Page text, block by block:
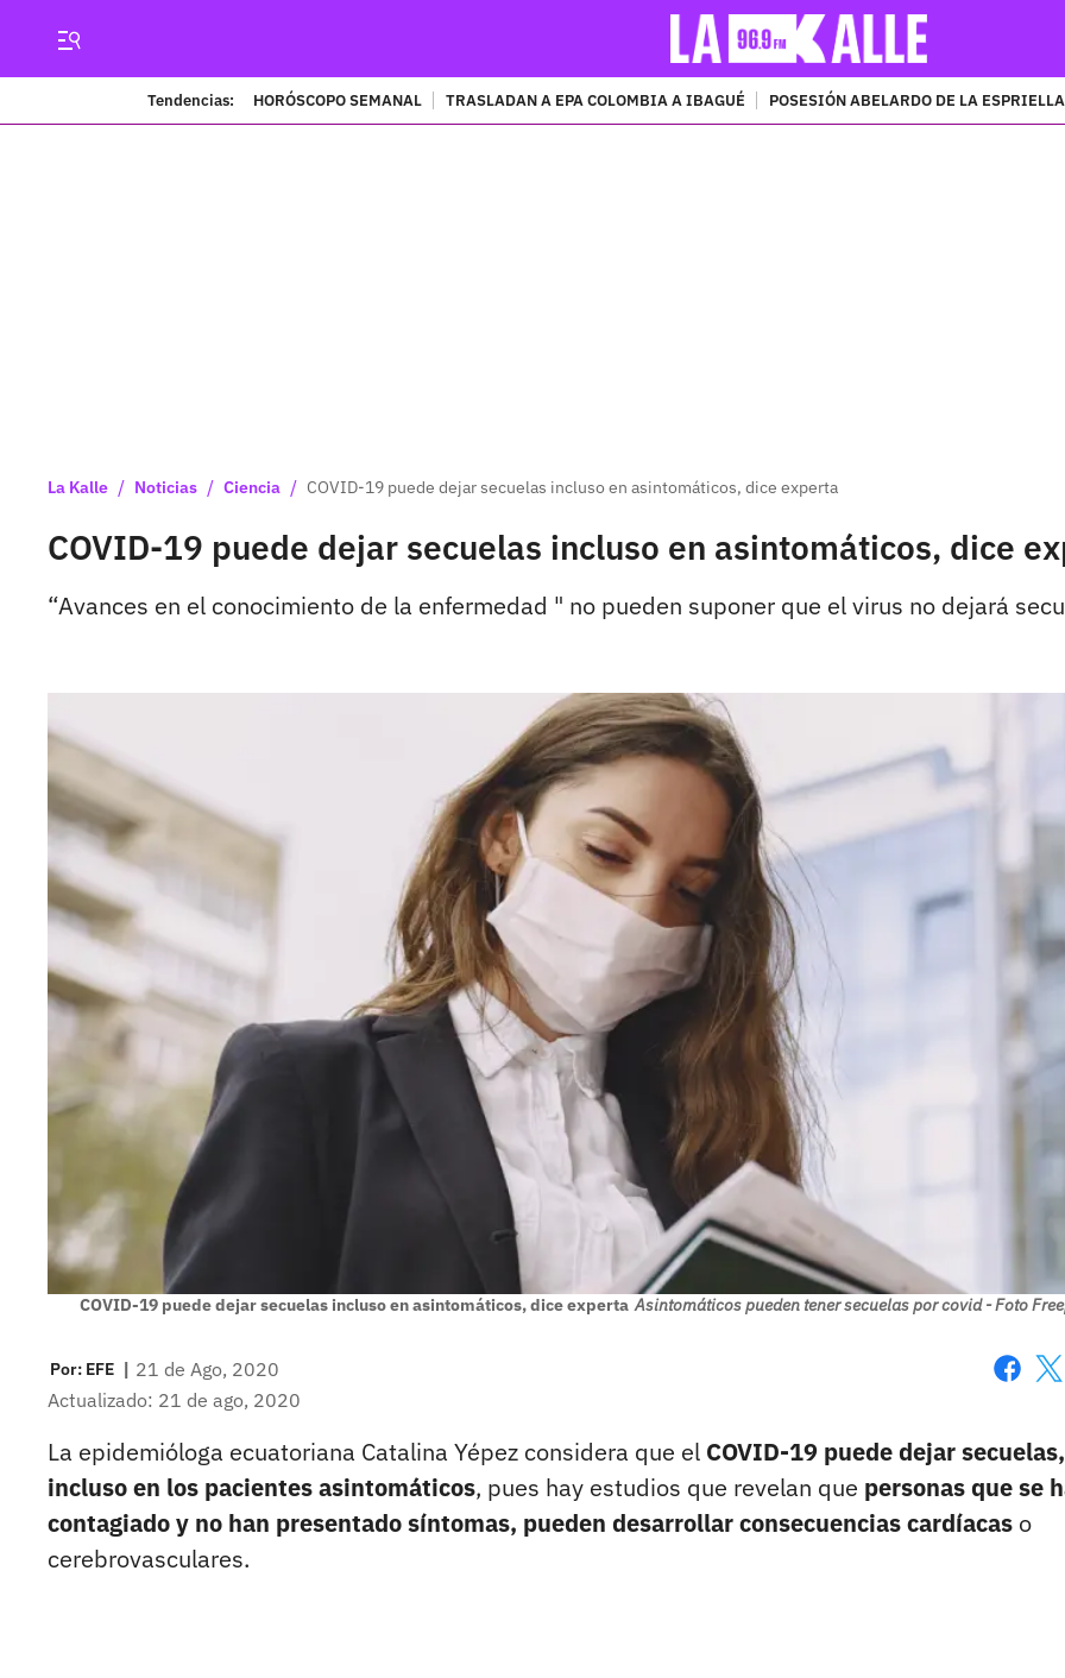
Tendencias: HORÓSCOPO SEMANAL TRASLADAN A EPA COLOMBIA A IBAGUÉ POSESIÓN ABELARDO DE LA ESPRIELLA
La Kalle / Noticias / Ciencia / COVID-19 puede dejar secuelas incluso en asintomáticos, dice experta
COVID-19 puede dejar secuelas incluso en asintomáticos, dice
“Avances en el conocimiento de la enfermedad " no pueden suponer que el virus no dejará
COVID-19 puede dejar secuelas incluso en asintomáticos, dice experta Asintomáticos pueden tener secuelas por covid - Foto
Por: EFE | 21 de Ago, 2020
Actualizado: 21 de ago, 2020
La epidemióloga ecuatoriana Catalina Yépez considera que el COVID-19 puede dejar secuelas,
incluso en los pacientes asintomáticos, pues hay estudios que revelan que personas que se
contagiado y no han presentado síntomas, pueden desarrollar consecuencias cardíacas o
cerebrovasculares.